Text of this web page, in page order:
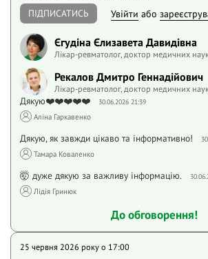
ПІДПИСАТИСЬ Увійти або
Єгудіна Єлизавета Давидівна
Лікар-ревматолог, доктор медичних
Рекалов Дмитро Геннадійович
Лікар-ревматолог, доктор медичних
Дякую❤️❤️❤️❤️❤️ 30.06.2026 21:39
Аліна Гаркавенко
Дякую, як завжди цікаво та інформативно!
Тамара Коваленко
🤯 дуже дякую за важливу інформацію.
Лідія Гринюк
До обговорення!
25 червня 2026 року o 17:00